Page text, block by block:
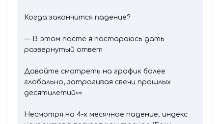
Когда закончится падение?
— В этом посте я постараюсь дать
развернутый ответ
Давайте смотреть на график более
глобально, затрагивая свечи прошлых
десятилетий👀
Несмотря на 4-х месячное падение, индекс